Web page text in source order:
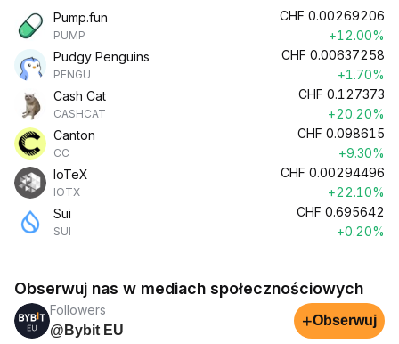
Pump.fun
PUMP
CHF 0.00269206
+12.00%
Pudgy Penguins
PENGU
CHF 0.00637258
+1.70%
Cash Cat
CASHCAT
CHF 0.127373
+20.20%
Canton
CC
CHF 0.098615
+9.30%
IoTeX
IOTX
CHF 0.00294496
+22.10%
Sui
SUI
CHF 0.695642
+0.20%
Obserwuj nas w mediach społecznościowych
Followers
@Bybit EU
+Obserwuj